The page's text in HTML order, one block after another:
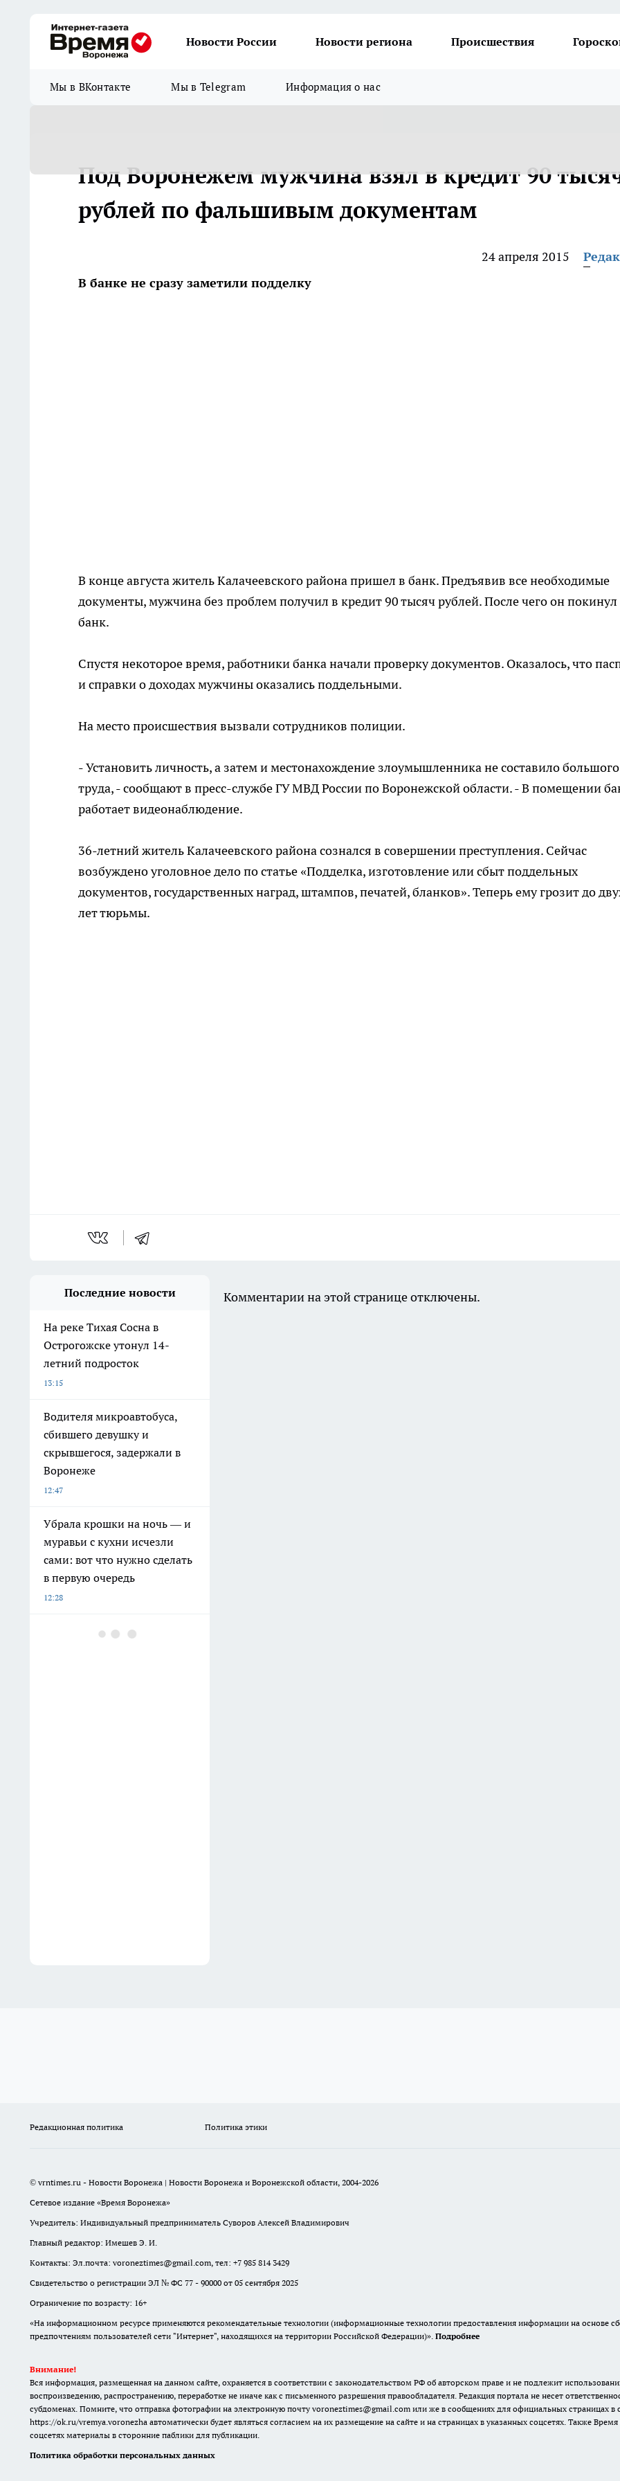
Новости России Новости региона Происшествия
Мы в ВКонтакте Мы в Telegram Информация о нас
Под Воронежем мужчина взял в кредит 90
рублей по фальшивым документам
24 апреля 2015
В банке не сразу заметили подделку
В конце августа житель Калачеевского района пришел в банк. Предъявив все необходимые
документы, мужчина без проблем получил в кредит 90 тысяч рублей. После чего он покинул
банк.
Спустя некоторое время, работники банка начали проверку документов. Оказалось, что
и справки о доходах мужчины оказались поддельными.
На место происшествия вызвали сотрудников полиции.
- Установить личность, а затем и местонахождение злоумышленника не составило большого
труда, - сообщают в пресс-службе ГУ МВД России по Воронежской области. - В помещении
работает видеонаблюдение.
36-летний житель Калачеевского района сознался в совершении преступления. Сейчас
возбуждено уголовное дело по статье «Подделка, изготовление или сбыт поддельных
документов, государственных наград, штампов, печатей, бланков». Теперь ему грозит до
лет тюрьмы.
Последние новости
На реке Тихая Сосна в
Острогожске утонул 14-
летний подросток
13:15
Водителя микроавтобуса,
сбившего девушку и
скрывшегося, задержали в
Воронеже
12:47
Убрала крошки на ночь — и
муравьи с кухни исчезли
сами: вот что нужно сделать
в первую очередь
12:28
Курьер из Воронежа потерял
Комментарии на этой странице отключены.
Редакционная политика Политика этики
© vrntimes.ru - Новости Воронежа | Новости Воронежа и Воронежской области, 2004-2026
Сетевое издание «Время Воронежа»
Учредитель: Индивидуальный предприниматель Суворов Алексей Владимирович
Главный редактор: Имешев Э. И.
Контакты: Эл.почта: voroneztimes@gmail.com, тел: +7 985 814 3429
Свидетельство о регистрации ЭЛ № ФС 77 - 90000 от 05 сентября 2025
Ограничение по возрасту: 16+
«На информационном ресурсе применяются рекомендательные технологии (информационные технологии предоставления информации на основе
предпочтениям пользователей сети "Интернет", находящихся на территории Российской Федерации)». Подробнее
Внимание!
Вся информация, размещенная на данном сайте, охраняется в соответствии с законодательством РФ об авторском праве и не подлежит
воспроизведению, распространению, переработке не иначе как с письменного разрешения правообладателя. Редакция портала не несет
субдоменах. Помните, что отправка фотографии на электронную почту voroneztimes@gmail.com или же в сообщениях для официальных страницах в
https://ok.ru/vremya.voronezha автоматически будет являться согласием на их размещение на сайте и на страницах в указанных соцсетях. Также
соцсетях материалы в сторонние паблики для публикации.
Политика обработки персональных данных